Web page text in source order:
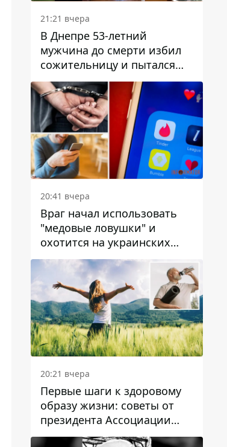
21:21 вчера
В Днепре 53-летний
мужчина до смерти избил
сожительницу и пытался
скрыть преступление:
детали
20:41 вчера
Враг начал использовать
"медовые ловушки" и
охотится на украинских
военнослужащих
20:21 вчера
Первые шаги к здоровому
образу жизни: советы от
президента Ассоциации
диетологов Украины